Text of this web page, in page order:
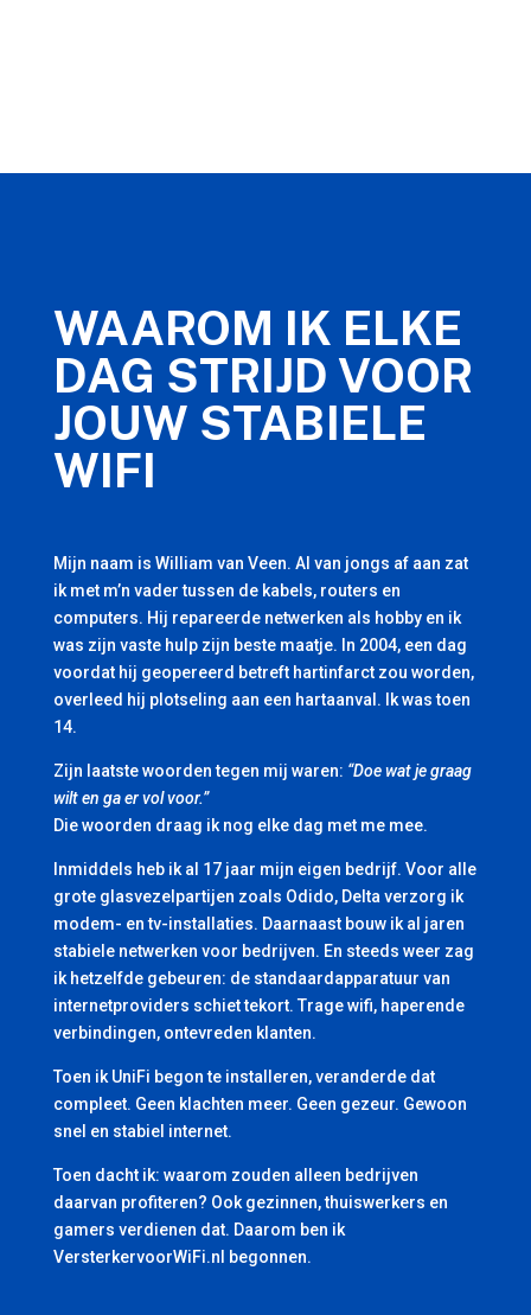
WAAROM IK ELKE
DAG STRIJD VOOR
JOUW STABIELE
WIFI
Mijn naam is William van Veen. Al van jongs af aan zat
ik met m’n vader tussen de kabels, routers en
computers. Hij repareerde netwerken als hobby en ik
was zijn vaste hulp zijn beste maatje. In 2004, een dag
voordat hij geopereerd betreft hartinfarct zou worden,
overleed hij plotseling aan een hartaanval. Ik was toen
14.
Zijn laatste woorden tegen mij waren: “Doe wat je graag
wilt en ga er vol voor.”
Die woorden draag ik nog elke dag met me mee.
Inmiddels heb ik al 17 jaar mijn eigen bedrijf. Voor alle
grote glasvezelpartijen zoals Odido, Delta verzorg ik
modem- en tv-installaties. Daarnaast bouw ik al jaren
stabiele netwerken voor bedrijven. En steeds weer zag
ik hetzelfde gebeuren: de standaardapparatuur van
internetproviders schiet tekort. Trage wifi, haperende
verbindingen, ontevreden klanten.
Toen ik UniFi begon te installeren, veranderde dat
compleet. Geen klachten meer. Geen gezeur. Gewoon
snel en stabiel internet.
Toen dacht ik: waarom zouden alleen bedrijven
daarvan profiteren? Ook gezinnen, thuiswerkers en
gamers verdienen dat. Daarom ben ik
VersterkervoorWiFi.nl begonnen.